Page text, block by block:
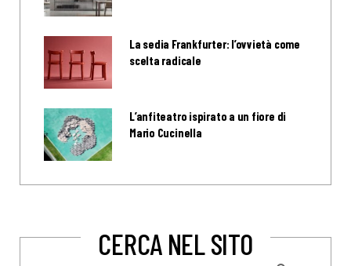
La sedia Frankfurter: l’ovvietà come
scelta radicale
L’anfiteatro ispirato a un fiore di
Mario Cucinella
CERCA NEL SITO